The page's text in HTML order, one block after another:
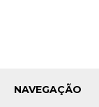
NAVEGAÇÃO